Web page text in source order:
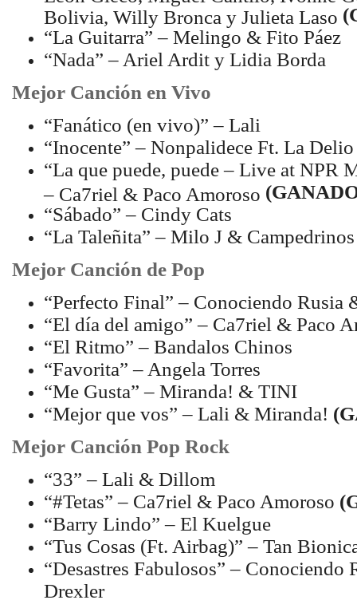
Bolivia, Willy Bronca y Julieta Laso
“La Guitarra” – Melingo & Fito Páez
“Nada” – Ariel Ardit y Lidia Borda
Mejor Canción en Vivo
“Fanático (en vivo)” – Lali
“Inocente” – Nonpalidece Ft. La
“La que puede, puede – Live at NPR
– Ca7riel & Paco Amoroso
“Sábado” – Cindy Cats
“La Taleñita” – Milo J & Campedrinos
Mejor Canción de Pop
“Perfecto Final” – Conociendo Rusia
“El día del amigo” – Ca7riel & Paco
“El Ritmo” – Bandalos Chinos
“Favorita” – Angela Torres
“Me Gusta” – Miranda! & TINI
“Mejor que vos” – Lali & Miranda!
Mejor Canción Pop Rock
“33” – Lali & Dillom
“#Tetas” – Ca7riel & Paco Amoroso
“Barry Lindo” – El Kuelgue
“Tus Cosas (Ft. Airbag)” – Tan
“Desastres Fabulosos” – Conociendo
Drexler